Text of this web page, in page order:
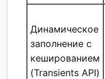
Динамическое
заполнение с
кешированием
(Transients API)